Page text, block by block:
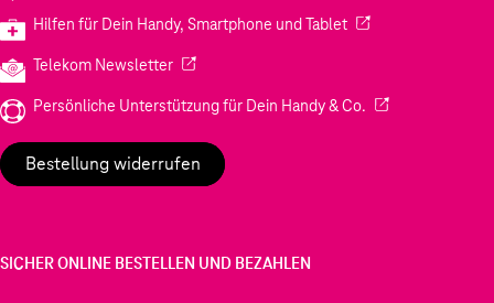
Hilfen für Dein Handy, Smartphone und Tablet(Wird in einem
Telekom Newsletter(Wird in einem neuen Tab geöffnet)
Persönliche Unterstützung für Dein Handy & Co. (Wird in einem
Bestellung widerrufen
SICHER ONLINE BESTELLEN UND BEZAHLEN